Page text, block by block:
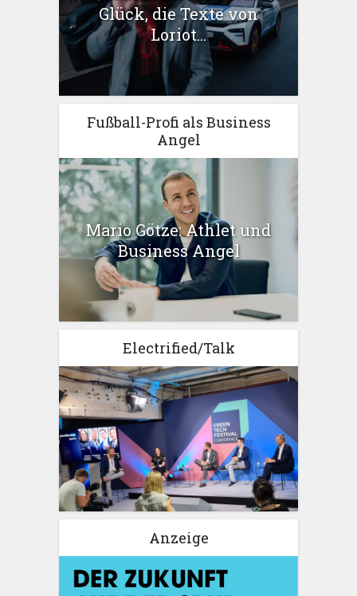
Glück, die Texte von
Loriot...
Fußball-Profi als Business
Angel
Mario Götze: Athlet und
Business Angel
Electrified/Talk
Anzeige